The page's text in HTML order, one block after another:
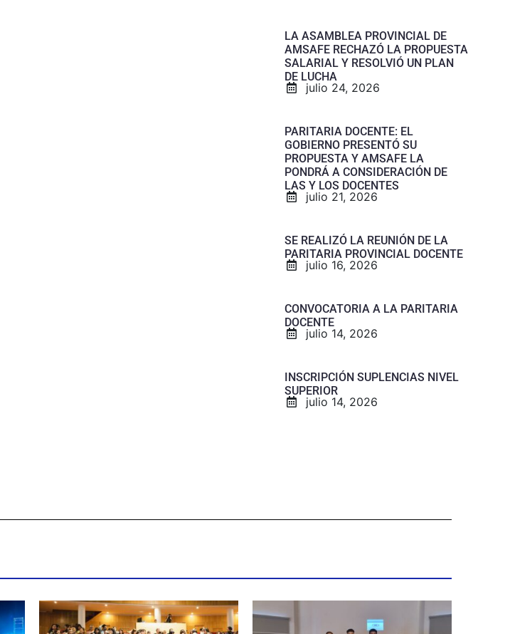
LA ASAMBLEA PROVINCIAL DE
AMSAFE RECHAZÓ LA PROPUESTA
SALARIAL Y RESOLVIÓ UN PLAN
DE LUCHA
julio 24, 2026
PARITARIA DOCENTE: EL
GOBIERNO PRESENTÓ SU
PROPUESTA Y AMSAFE LA
PONDRÁ A CONSIDERACIÓN DE
LAS Y LOS DOCENTES
julio 21, 2026
SE REALIZÓ LA REUNIÓN DE LA
PARITARIA PROVINCIAL DOCENTE
julio 16, 2026
CONVOCATORIA A LA PARITARIA
DOCENTE
julio 14, 2026
INSCRIPCIÓN SUPLENCIAS NIVEL
SUPERIOR
julio 14, 2026